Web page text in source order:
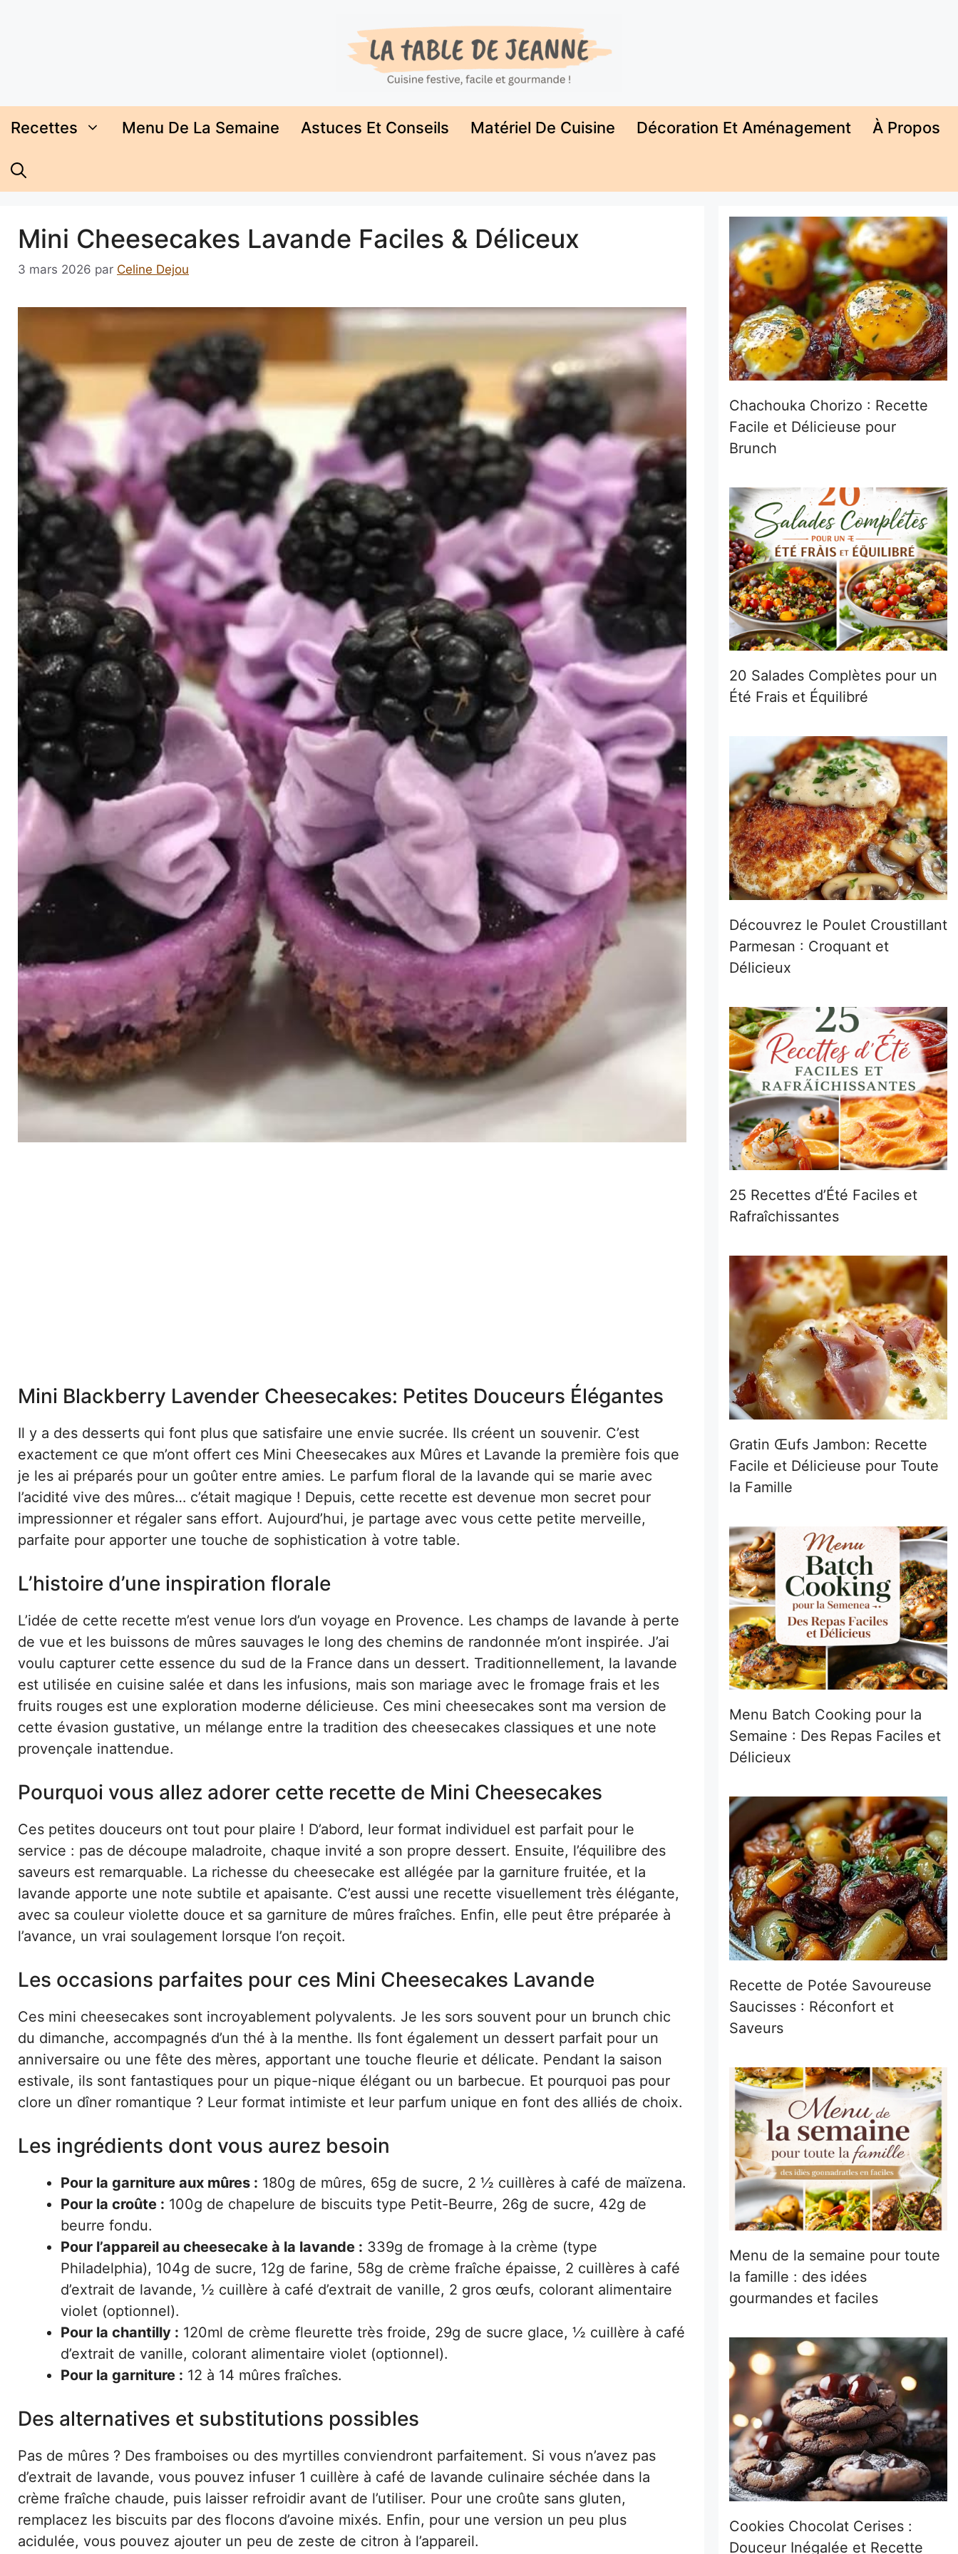
Recettes Menu De La Semaine Astuces Et Conseils Matériel De Cuisine Décoration Et Aménagement À Propos
Mini Cheesecakes Lavande Faciles & Déliceux
3 mars 2026 par Celine Dejou
Mini Blackberry Lavender Cheesecakes: Petites Douceurs Élégantes
Il y a des desserts qui font plus que satisfaire une envie sucrée. Ils créent un souvenir. C’est
exactement ce que m’ont offert ces Mini Cheesecakes aux Mûres et Lavande la première fois que
je les ai préparés pour un goûter entre amies. Le parfum floral de la lavande qui se marie avec
l’acidité vive des mûres… c’était magique ! Depuis, cette recette est devenue mon secret pour
impressionner et régaler sans effort. Aujourd’hui, je partage avec vous cette petite merveille,
parfaite pour apporter une touche de sophistication à votre table.
L’histoire d’une inspiration florale
L’idée de cette recette m’est venue lors d’un voyage en Provence. Les champs de lavande à perte
de vue et les buissons de mûres sauvages le long des chemins de randonnée m’ont inspirée. J’ai
voulu capturer cette essence du sud de la France dans un dessert. Traditionnellement, la lavande
est utilisée en cuisine salée et dans les infusions, mais son mariage avec le fromage frais et les
fruits rouges est une exploration moderne délicieuse. Ces mini cheesecakes sont ma version de
cette évasion gustative, un mélange entre la tradition des cheesecakes classiques et une note
provençale inattendue.
Pourquoi vous allez adorer cette recette de Mini Cheesecakes
Ces petites douceurs ont tout pour plaire ! D’abord, leur format individuel est parfait pour le
service : pas de découpe maladroite, chaque invité a son propre dessert. Ensuite, l’équilibre des
saveurs est remarquable. La richesse du cheesecake est allégée par la garniture fruitée, et la
lavande apporte une note subtile et apaisante. C’est aussi une recette visuellement très élégante,
avec sa couleur violette douce et sa garniture de mûres fraîches. Enfin, elle peut être préparée à
l’avance, un vrai soulagement lorsque l’on reçoit.
Les occasions parfaites pour ces Mini Cheesecakes Lavande
Ces mini cheesecakes sont incroyablement polyvalents. Je les sors souvent pour un brunch chic
du dimanche, accompagnés d’un thé à la menthe. Ils font également un dessert parfait pour un
anniversaire ou une fête des mères, apportant une touche fleurie et délicate. Pendant la saison
estivale, ils sont fantastiques pour un pique-nique élégant ou un barbecue. Et pourquoi pas pour
clore un dîner romantique ? Leur format intimiste et leur parfum unique en font des alliés de choix.
Les ingrédients dont vous aurez besoin
Pour la garniture aux mûres : 180g de mûres, 65g de sucre, 2 ½ cuillères à café de maïzena.
Pour la croûte : 100g de chapelure de biscuits type Petit-Beurre, 26g de sucre, 42g de
beurre fondu.
Pour l’appareil au cheesecake à la lavande : 339g de fromage à la crème (type
Philadelphia), 104g de sucre, 12g de farine, 58g de crème fraîche épaisse, 2 cuillères à café
d’extrait de lavande, ½ cuillère à café d’extrait de vanille, 2 gros œufs, colorant alimentaire
violet (optionnel).
Pour la chantilly : 120ml de crème fleurette très froide, 29g de sucre glace, ½ cuillère à café
d’extrait de vanille, colorant alimentaire violet (optionnel).
Pour la garniture : 12 à 14 mûres fraîches.
Des alternatives et substitutions possibles
Pas de mûres ? Des framboises ou des myrtilles conviendront parfaitement. Si vous n’avez pas
d’extrait de lavande, vous pouvez infuser 1 cuillère à café de lavande culinaire séchée dans la
crème fraîche chaude, puis laisser refroidir avant de l’utiliser. Pour une croûte sans gluten,
remplacez les biscuits par des flocons d’avoine mixés. Enfin, pour une version un peu plus
acidulée, vous pouvez ajouter un peu de zeste de citron à l’appareil.
Chachouka Chorizo : Recette
Facile et Délicieuse pour
Brunch
20 Salades Complètes pour un
Été Frais et Équilibré
Découvrez le Poulet Croustillant
Parmesan : Croquant et
Délicieux
25 Recettes d’Été Faciles et
Rafraîchissantes
Gratin Œufs Jambon: Recette
Facile et Délicieuse pour Toute
la Famille
Menu Batch Cooking pour la
Semaine : Des Repas Faciles et
Délicieux
Recette de Potée Savoureuse
Saucisses : Réconfort et
Saveurs
Menu de la semaine pour toute
la famille : des idées
gourmandes et faciles
Cookies Chocolat Cerises :
Douceur Inégalée et Recette